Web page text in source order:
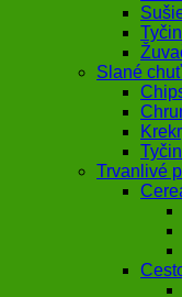
Slané
Trvanlivé